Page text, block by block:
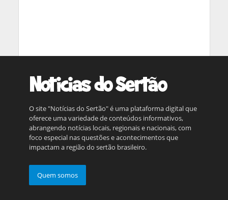
O site "Notícias do Sertão" é uma plataforma digital que
oferece uma variedade de conteúdos informativos,
abrangendo notícias locais, regionais e nacionais, com
foco especial nas questões e acontecimentos que
impactam a região do sertão brasileiro.
Quem somos